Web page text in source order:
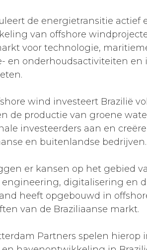
de energietransitie actief
van offshore
voor technologie,
en onderhoudsactiviteiten en
wind investeert Brazilië
de productie van groene
investeerders aan en
en buitenlandse bedrijven.
er kansen op het gebied
digitalisering en
heeft opgebouwd in
van de Braziliaanse markt.
Partners spelen